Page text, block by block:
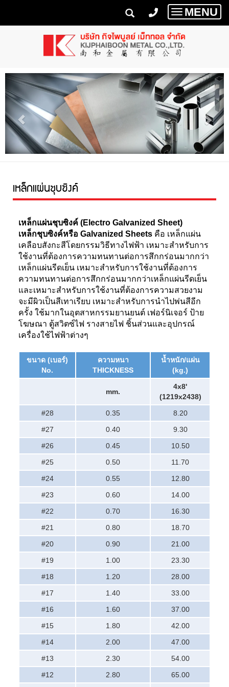
Toggle
MENU
เหล็กแผ่นชุบซิงค์
เหล็กแผ่นชุบซิงค์ (Electro Galvanized Sheet)
เหล็กชุบซิงค์หรือ Galvanized Sheets คือ เหล็กแผ่น
เคลือบสังกะสีโดยกรรมวิธีทางไฟฟ้า เหมาะสำหรับการ
ใช้งานที่ต้องการความทนทานต่อการสึกกร่อนมากกว่า
เหล็กแผ่นรีดเย็น เหมาะสำหรับการใช้งานที่ต้องการ
ความทนทานต่อการสึกกร่อนมากกว่าเหล็กแผ่นรีดเย็น
และเหมาะสำหรับการใช้งานที่ต้องการความสวยงาม
จะมีผิวเป็นสีเทาเรียบ เหมาะสำหรับการนำไปพ่นสีอีก
ครั้ง ใช้มากในอุตสาหกรรมยานยนต์ เฟอร์นิเจอร์ ป้าย
โฆษณา ตู้สวิตซ์ไฟ รางสายไฟ ชิ้นส่วนและอุปกรณ์
เครื่องใช้ไฟฟ้าต่างๆ
ขนาด (เบอร์)
No.
ความหนา
THICKNESS
น้ำหนัก/แผ่น
(kg.)
mm.
4x8'
(1219x2438)
#28
0.35
8.20
#27
0.40
9.30
#26
0.45
10.50
#25
0.50
11.70
#24
0.55
12.80
#23
0.60
14.00
#22
0.70
16.30
#21
0.80
18.70
#20
0.90
21.00
#19
1.00
23.30
#18
1.20
28.00
#17
1.40
33.00
#16
1.60
37.00
#15
1.80
42.00
#14
2.00
47.00
#13
2.30
54.00
#12
2.80 65.00